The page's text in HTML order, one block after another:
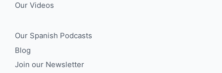
Our Videos
Our Spanish Podcasts
Blog
Join our Newsletter